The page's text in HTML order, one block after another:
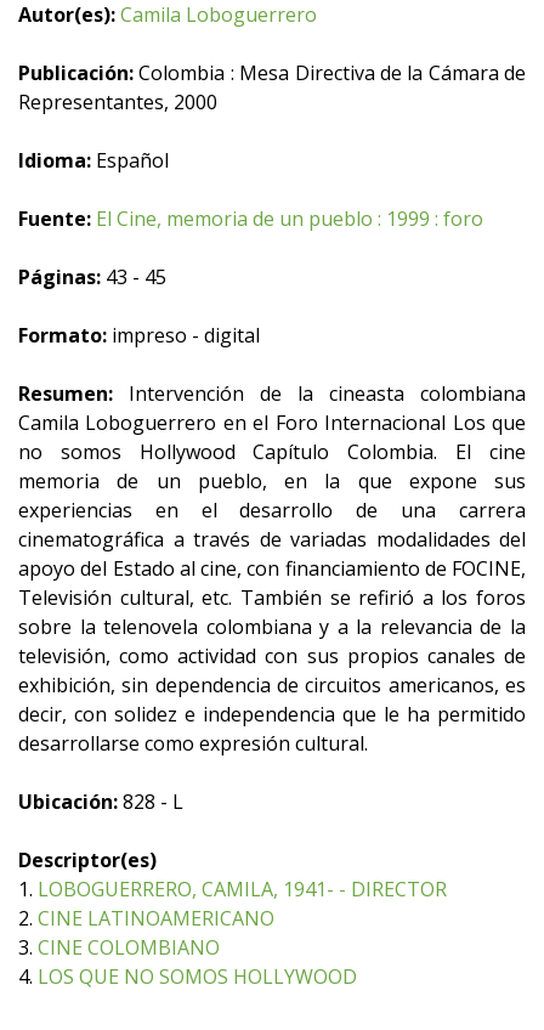
Autor(es):Camila Loboguerrero
Publicación:Colombia : Mesa Directiva de la Cámara de
Representantes, 2000
Idioma: Español
Fuente: El Cine, memoria de un pueblo : 1999 : foro
Páginas: 43 - 45
Formato: impreso - digital
Resumen: Intervención de la cineasta colombiana
Camila Loboguerrero en el Foro Internacional Los que
no somos Hollywood Capítulo Colombia. El cine
memoria de un pueblo, en la que expone sus
experiencias en el desarrollo de una carrera
cinematográfica a través de variadas modalidades del
apoyo del Estado al cine, con financiamiento de FOCINE,
Televisión cultural, etc. También se refirió a los foros
sobre la telenovela colombiana y a la relevancia de la
televisión, como actividad con sus propios canales de
exhibición, sin dependencia de circuitos americanos, es
decir, con solidez e independencia que le ha permitido
desarrollarse como expresión cultural.
Ubicación:828 - L
Descriptor(es)
1. LOBOGUERRERO, CAMILA, 1941- - DIRECTOR
2. CINE LATINOAMERICANO
3. CINE COLOMBIANO
4. LOS QUE NO SOMOS HOLLYWOOD